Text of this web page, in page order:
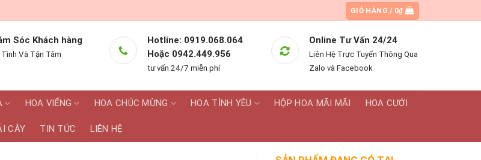
GIỎ HÀNG / 0₫
Sóc Khách hàng
Và Tận Tâm
Hotline: 0919.068.064
Hoặc 0942.449.956
tư vấn 24/7 miễn phí
Online Tư Vấn 24/24
Liên Hệ Trực Tuyến Thông Qua
Zalo và Facebook
HOA VIẾNG HOA CHÚC MỪNG HOA TÌNH YÊU HỘP HOA MÃI MÃI HOA CƯỚI
CÂY TIN TỨC LIÊN HỆ